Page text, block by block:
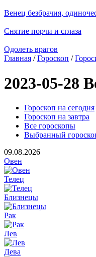
Венец безбрачия,
Снятие порчи и сглаза
Одолеть врагов
Главная /Гороскоп /
2023-05-28
Гороскоп на сегодня
Гороскоп на завтра
Все гороскопы
Выбранный
09.08.2026
Овен
Телец
Близнецы
Рак
Лев
Дева